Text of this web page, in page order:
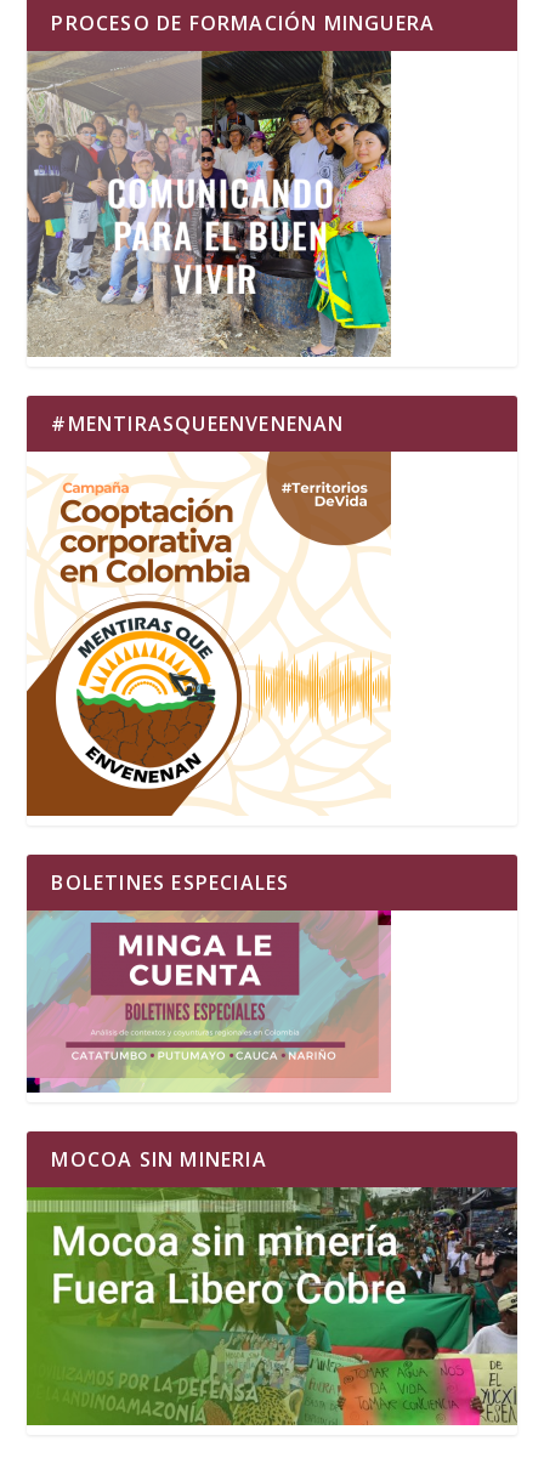
PROCESO DE FORMACIÓN MINGUERA
#MENTIRASQUEENVENENAN
BOLETINES ESPECIALES
MOCOA SIN MINERIA